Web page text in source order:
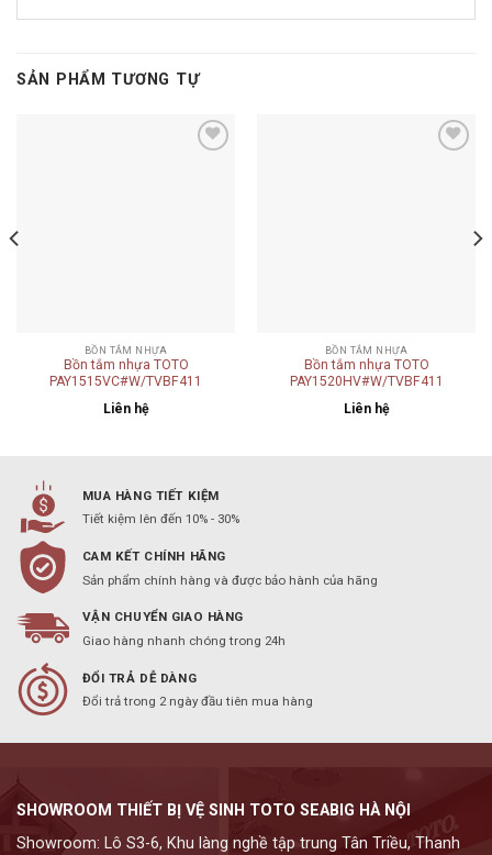
SẢN PHẨM TƯƠNG TỰ
BỒN TẮM NHỰA
Bồn tắm nhựa TOTO
PAY1515VC#W/TVBF411
Liên hệ
BỒN TẮM NHỰA
Bồn tắm nhựa TOTO
PAY1520HV#W/TVBF411
Liên hệ
MUA HÀNG TIẾT KIỆM
Tiết kiệm lên đến 10% - 30%
CAM KẾT CHÍNH HÃNG
Sản phẩm chính hàng và được bảo hành của hãng
VẬN CHUYỂN GIAO HÀNG
Giao hàng nhanh chóng trong 24h
ĐỔI TRẢ DỄ DÀNG
Đổi trả trong 2 ngày đầu tiên mua hàng
SHOWROOM THIẾT BỊ VỆ SINH TOTO SEABIG HÀ NỘI
Showroom: Lô S3-6, Khu làng nghề tập trung Tân Triều, Thanh